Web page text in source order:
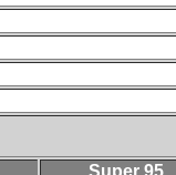
Super 95